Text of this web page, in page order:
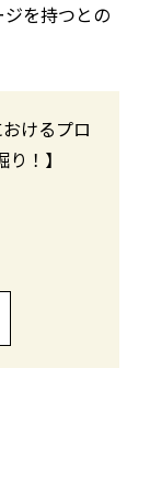
を持つとの
けるプロ
！】